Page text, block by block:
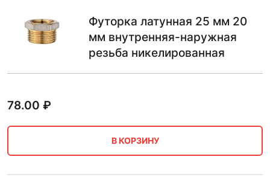
Футорка латунная 25 мм 20
мм внутренняя-наружная
резьба никелированная
78.00 ₽
В КОРЗИНУ